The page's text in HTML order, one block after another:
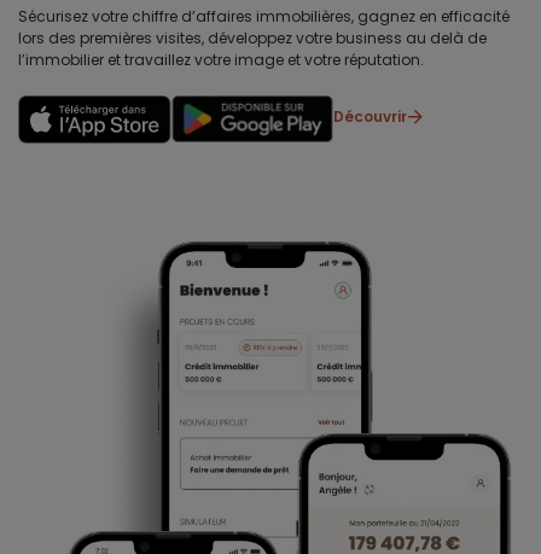
Sécurisez votre chiffre d’affaires immobilières, gagnez en efficacité
lors des premières visites, développez votre business au delà de
l’immobilier et travaillez votre image et votre réputation.
Découvrir